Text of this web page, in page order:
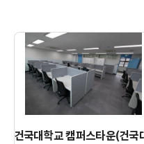
건국대학교 캠퍼스타운(건국
서